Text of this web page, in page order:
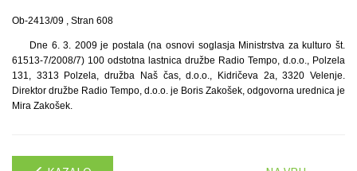
Ob-2413/09 , Stran 608
Dne 6. 3. 2009 je postala (na osnovi soglasja Ministrstva za kulturo št.
61513-7/2008/7) 100 odstotna lastnica družbe Radio Tempo, d.o.o., Polzela
131, 3313 Polzela, družba Naš čas, d.o.o., Kidričeva 2a, 3320 Velenje.
Direktor družbe Radio Tempo, d.o.o. je Boris Zakošek, odgovorna urednica je
Mira Zakošek.